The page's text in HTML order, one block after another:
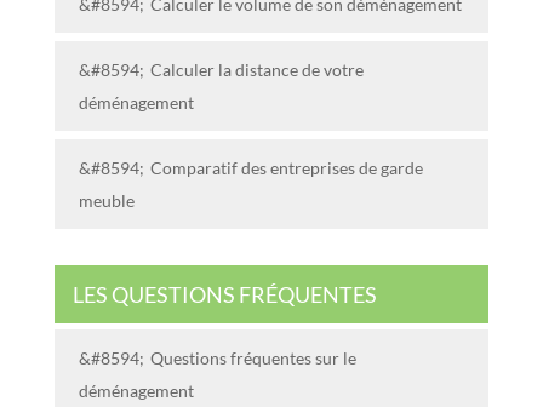
Calculer le volume de son déménagement
Calculer la distance de votre
déménagement
Comparatif des entreprises de garde
meuble
LES QUESTIONS FRÉQUENTES
Questions fréquentes sur le
déménagement